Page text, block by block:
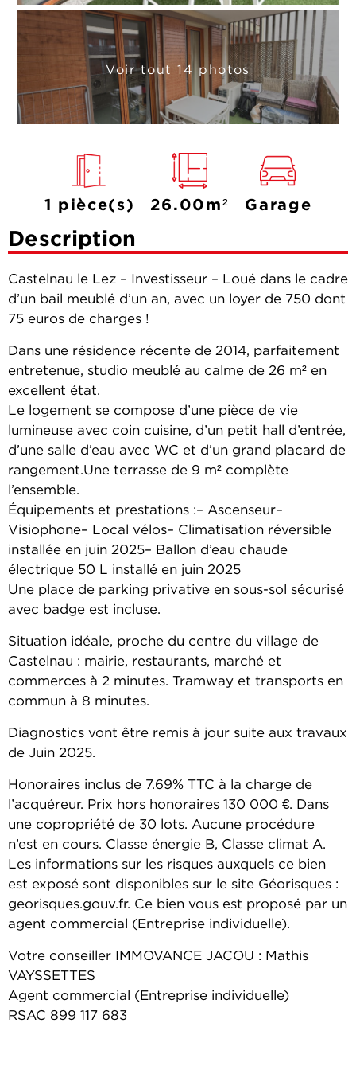
Voir tout 14 photos
1 pièce(s) 26.00m² Garage
Description
Castelnau le Lez – Investisseur – Loué dans le cadre
d’un bail meublé d’un an, avec un loyer de 750 dont
75 euros de charges !
Dans une résidence récente de 2014, parfaitement
entretenue, studio meublé au calme de 26 m² en
excellent état.
Le logement se compose d’une pièce de vie
lumineuse avec coin cuisine, d’un petit hall d’entrée,
d’une salle d’eau avec WC et d’un grand placard de
rangement.Une terrasse de 9 m² complète
l’ensemble.
Équipements et prestations :– Ascenseur–
Visiophone– Local vélos– Climatisation réversible
installée en juin 2025– Ballon d’eau chaude
électrique 50 L installé en juin 2025
Une place de parking privative en sous-sol sécurisé
avec badge est incluse.
Situation idéale, proche du centre du village de
Castelnau : mairie, restaurants, marché et
commerces à 2 minutes. Tramway et transports en
commun à 8 minutes.
Diagnostics vont être remis à jour suite aux travaux
de Juin 2025.
Honoraires inclus de 7.69% TTC à la charge de
l’acquéreur. Prix hors honoraires 130 000 €. Dans
une copropriété de 30 lots. Aucune procédure
n’est en cours. Classe énergie B, Classe climat A.
Les informations sur les risques auxquels ce bien
est exposé sont disponibles sur le site Géorisques :
georisques.gouv.fr. Ce bien vous est proposé par un
agent commercial (Entreprise individuelle).
Votre conseiller IMMOVANCE JACOU : Mathis
VAYSSETTES
Agent commercial (Entreprise individuelle)
RSAC 899 117 683